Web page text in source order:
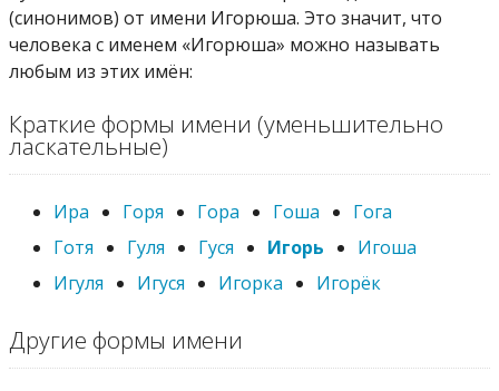
(синонимов) от имени Игорюша. Это значит, что
человека с именем «Игорюша» можно называть
любым из этих имён:
Краткие формы имени (уменьшительно
ласкательные)
Ира Горя Гора Гоша
Гога
Готя
Гуля Гуся Игорь
Игоша
Игуля
Игуся Игорка Игорёк
Другие формы имени